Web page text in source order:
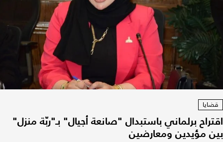
قضايا
اقتراح برلماني باستبدال "صانعة أجيال" بـ"ربّة منزل"
بين مؤيدين ومعارضين